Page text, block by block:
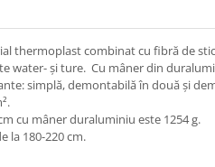
thermoplast combinat cu fibră de
water- și ture. Cu mâner din
simplă, demontabilă în două și
cu mâner duraluminiu este 1254 g.
la 180-220 cm.